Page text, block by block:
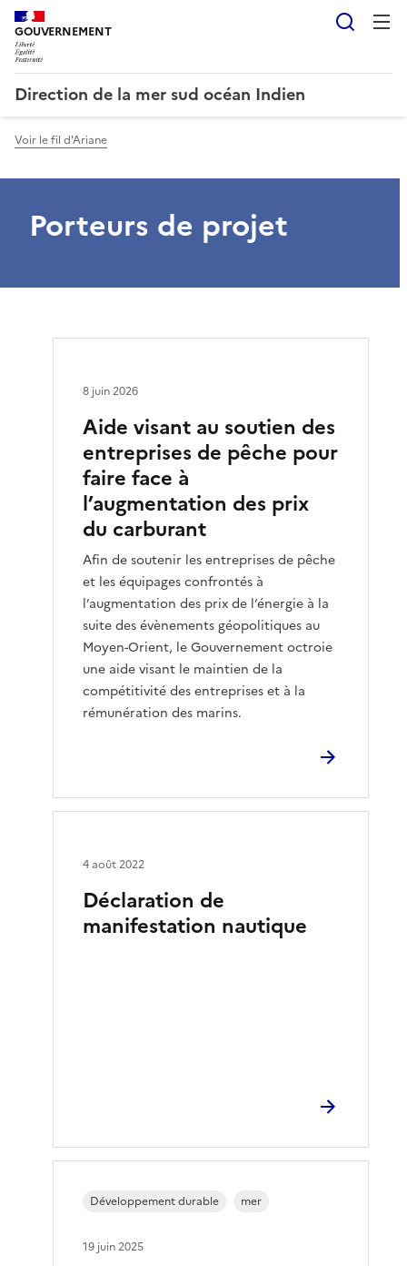
GOUVERNEMENT
Direction de la mer sud océan Indien
Voir le fil d'Ariane
Porteurs de projet
Aide visant au soutien des
entreprises de pêche pour
faire face à
l’augmentation des prix
du carburant
Afin de soutenir les entreprises de pêche
et les équipages confrontés à
l’augmentation des prix de l’énergie à la
suite des évènements géopolitiques au
Moyen-Orient, le Gouvernement octroie
une aide visant le maintien de la
compétitivité des entreprises et à la
rémunération des marins.
8 juin 2026
Déclaration de
manifestation nautique
4 août 2022
Développement durable mer
19 juin 2025